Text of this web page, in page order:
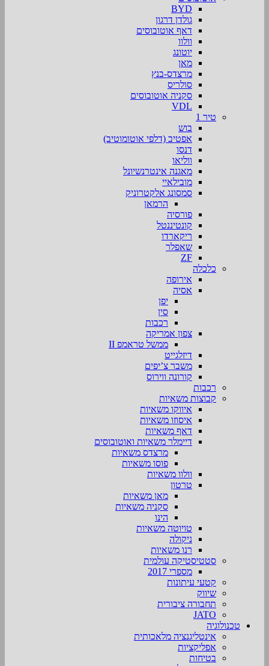
BYD
גולדן דרגון
דאף אוטובוסים
וולוו
יוטונג
מאן
מרצדס-בנץ
סולריס
סקניה אוטובוסים
VDL
טיר 1
בוש
אפטיב (דלפי אוטומוטיב)
דנסו
ווליאו
מאגנה אינטרנשיונל
מובילאיי
סמסונג אלקטרוניק
הרמאן
פורסיה
קונטיננטל
ריקארדו
שאפלר
ZF
כלכלה
אירופה
אסיה
יפן
סין
רכבות
צפון אמריקה
ממשל טראמפ II
דיזלגייט
משבר צ’יפים
קורונה ווירוס
רכבות
קבוצות משאיות
איווקו משאיות
איסוזו משאיות
דאף משאיות
דיימלר משאיות ואוטובוסים
מרצדס משאיות
פוסו משאיות
וולוו משאיות
טרטון
מאן משאיות
סקניה משאיות
הינו
טויוטה משאיות
ניקולה
רנו משאיות
סטטיסטיקה עולמית
מספרי 2017
קטעי עיתונות
שיווק
תחבורה ציבורית
JATO
טכנולוגיה
אינטליגנציה מלאכותית
אפליקציות
בטיחות